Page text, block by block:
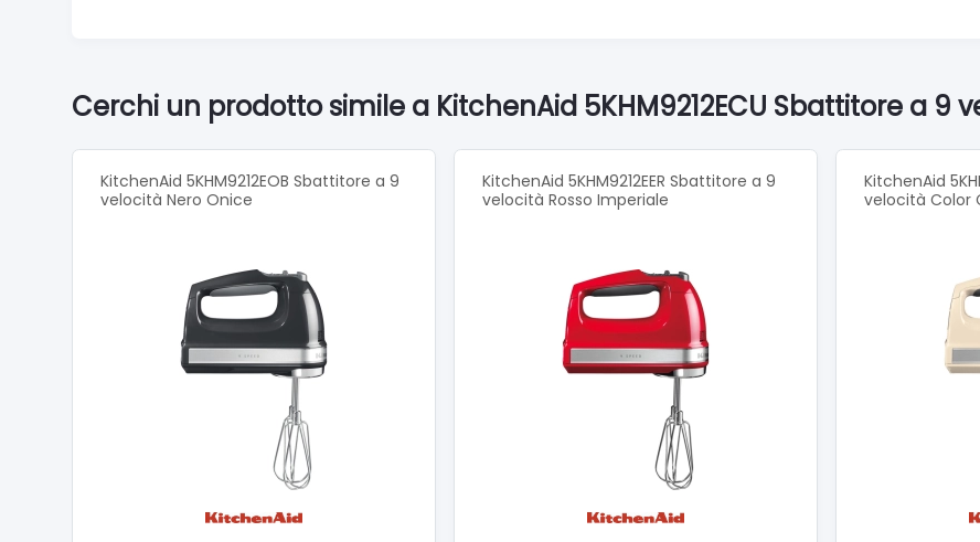
Cerchi un prodotto simile a KitchenAid 5KHM9212ECU Sbattitore a 9
KitchenAid 5KHM9212EOB Sbattitore a 9
velocità Nero Onice
KitchenAid 5KHM9212EER Sbattitore a 9
velocità Rosso Imperiale
KitchenAid
velocità Color